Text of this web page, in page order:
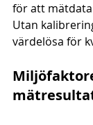
för att
Utan
värdelösa för